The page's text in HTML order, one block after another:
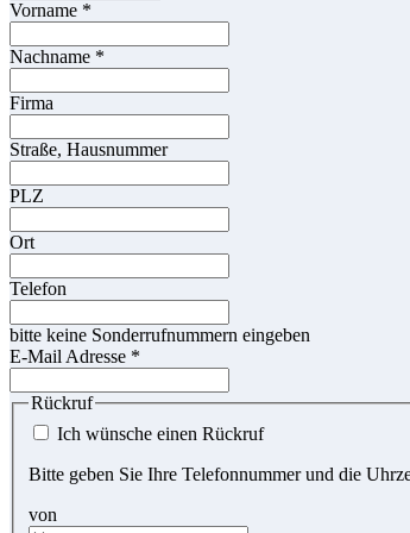
Vorname *
Nachname *
Firma
Straße, Hausnummer
PLZ
Ort
Telefon
bitte keine Sonderrufnummern eingeben
E-Mail Adresse *
Rückruf
Ich wünsche einen Rückruf
Bitte geben Sie Ihre Telefonnummer und die
von